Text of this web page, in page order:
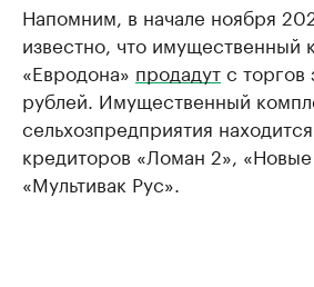
Напомним, в начале ноября
известно, что имущественный
«Евродона» продадутс торгов
рублей. Имущественный
сельхозпредприятия
кредиторов «Ломан 2»,
«Мультивак Рус».